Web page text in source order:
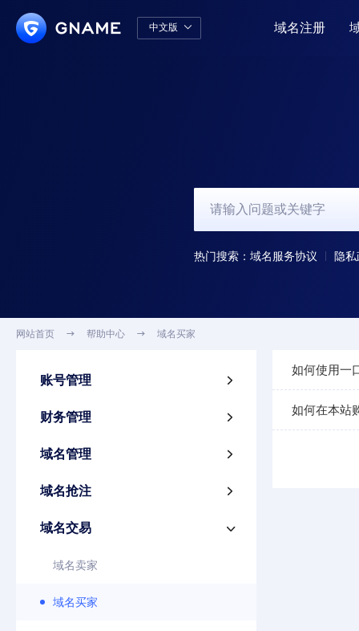
中文版  域名注册
热门搜索： 域名服务协议 隐
网站首页  帮助中心  域名买家
账号管理 
财务管理 
域名管理 
域名抢注 
域名交易 
域名卖家
域名买家
如何使用一
如何在本站